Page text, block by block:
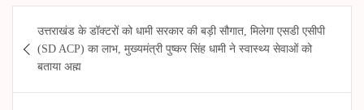
ts
A
pp
se
ng
er
bo
ok
tte
r
gr
a
ail re
navigation
उत्तराखंड के डॉक्टरों को धामी सरकार की बड़ी सौगात, मिलेगा एसडी एसीपी
(SD ACP) का लाभ, मुख्यमंत्री पुष्कर सिंह धामी ने स्वास्थ्य सेवाओं को
बताया अह्म